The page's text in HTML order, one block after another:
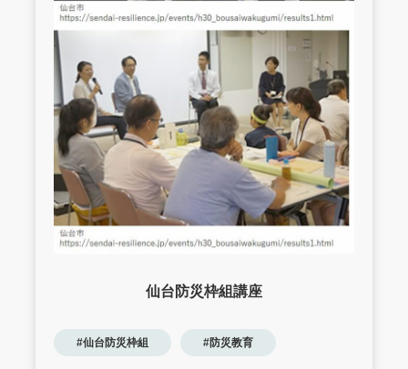
仙台防災枠組講座
#仙台防災枠組 #防災教育